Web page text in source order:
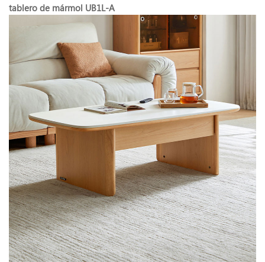
tablero de mármol UB1L-A